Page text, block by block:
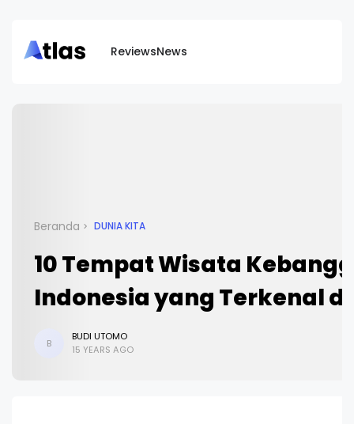
ReviewsNews
Beranda DUNIA KITA
10 Tempat Wisata
Indonesia yang Terkenal
B
BUDI UTOMO
15 YEARS AGO